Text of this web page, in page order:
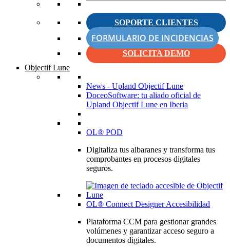
SOPORTE CLIENTES
FORMULARIO DE INCIDENCIAS
SOLICITA DEMO
Objectif Lune
News - Upland Objectif Lune
DoceoSoftware: tu aliado oficial de
Upland Objectif Lune en Iberia
OL® POD
Digitaliza tus albaranes y transforma tus
comprobantes en procesos digitales
seguros.
OL® Connect Designer Accesibilidad
Plataforma CCM para gestionar grandes
volúmenes y garantizar acceso seguro a
documentos digitales.